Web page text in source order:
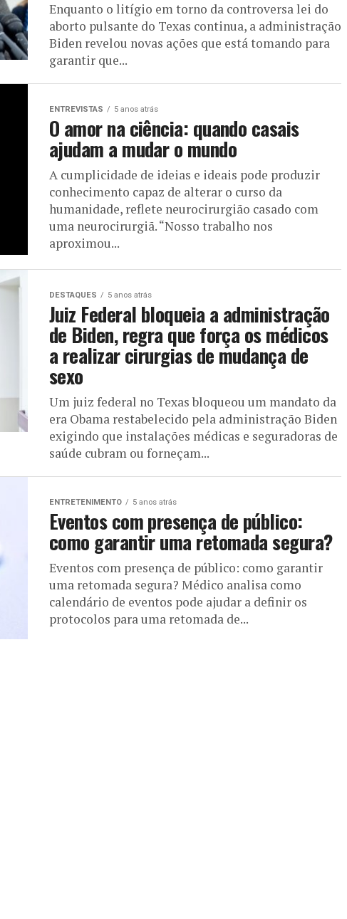
Enquanto o litígio em torno da controversa lei do
aborto pulsante do Texas continua, a administração
Biden revelou novas ações que está tomando para
garantir que...
ENTREVISTAS 5 anos atrás
O amor na ciência: quando casais
ajudam a mudar o mundo
A cumplicidade de ideias e ideais pode produzir
conhecimento capaz de alterar o curso da
humanidade, reflete neurocirurgião casado com
uma neurocirurgiã. “Nosso trabalho nos
aproximou...
DESTAQUES 5 anos atrás
Juiz Federal bloqueia a administração
de Biden, regra que força os médicos
a realizar cirurgias de mudança de
sexo
Um juiz federal no Texas bloqueou um mandato da
era Obama restabelecido pela administração Biden
exigindo que instalações médicas e seguradoras de
saúde cubram ou forneçam...
ENTRETENIMENTO 5 anos atrás
Eventos com presença de público:
como garantir uma retomada segura?
Eventos com presença de público: como garantir
uma retomada segura? Médico analisa como
calendário de eventos pode ajudar a definir os
protocolos para uma retomada de...